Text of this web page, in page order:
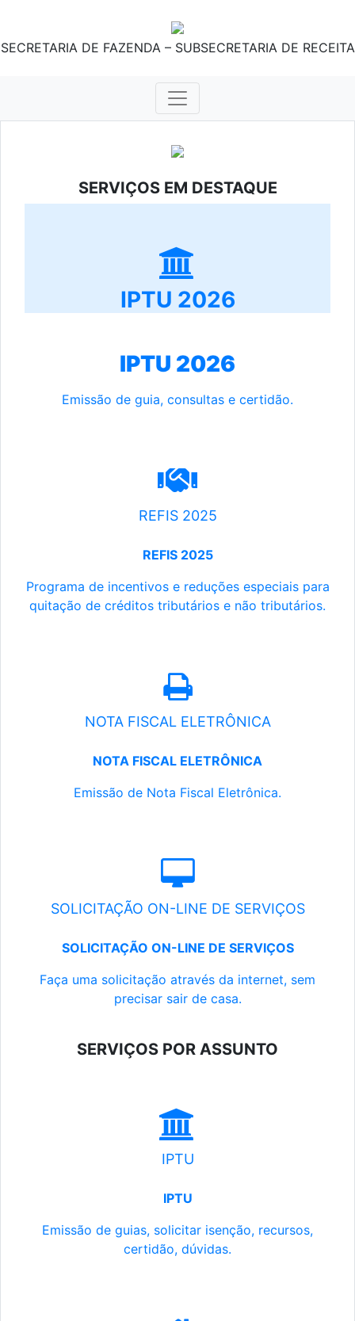
SECRETARIA DE FAZENDA – SUBSECRETARIA DE RECEITA
SERVIÇOS EM DESTAQUE
IPTU 2026
IPTU 2026
Emissão de guia, consultas e certidão.
REFIS 2025
REFIS 2025
Programa de incentivos e reduções especiais para
quitação de créditos tributários e não tributários.
NOTA FISCAL ELETRÔNICA
NOTA FISCAL ELETRÔNICA
Emissão de Nota Fiscal Eletrônica.
SOLICITAÇÃO ON-LINE DE SERVIÇOS
SOLICITAÇÃO ON-LINE DE SERVIÇOS
Faça uma solicitação através da internet, sem
precisar sair de casa.
SERVIÇOS POR ASSUNTO
IPTU
IPTU
Emissão de guias, solicitar isenção, recursos,
certidão, dúvidas.